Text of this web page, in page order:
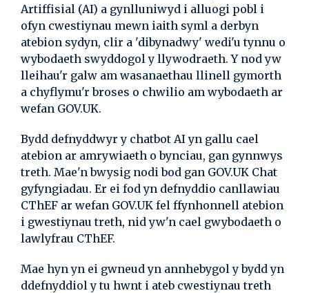
Artiffisial (AI) a gynlluniwyd i alluogi pobl i
ofyn cwestiynau mewn iaith syml a derbyn
atebion sydyn, clir a 'dibynadwy' wedi'u tynnu o
wybodaeth swyddogol y llywodraeth. Y nod yw
lleihau'r galw am wasanaethau llinell gymorth
a chyflymu'r broses o chwilio am wybodaeth ar
wefan GOV.UK.
Bydd defnyddwyr y chatbot AI yn gallu cael
atebion ar amrywiaeth o bynciau, gan gynnwys
treth. Mae'n bwysig nodi bod gan GOV.UK Chat
gyfyngiadau. Er ei fod yn defnyddio canllawiau
CThEF ar wefan GOV.UK fel ffynhonnell atebion
i gwestiynau treth, nid yw'n cael gwybodaeth o
lawlyfrau CThEF.
Mae hyn yn ei gwneud yn annhebygol y bydd yn
ddefnyddiol y tu hwnt i ateb cwestiynau treth